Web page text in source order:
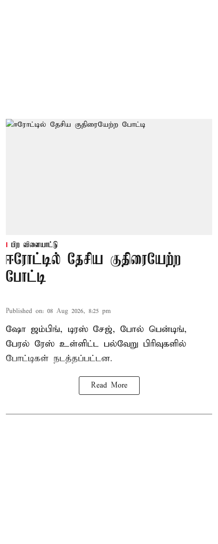
பிற விளையாட்டு
ஈரோட்டில் தேசிய குதிரையேற்ற
போட்டி
Published on: 08 Aug 2026, 8:25 pm
ஷோ ஜம்பிங், டிரஸ் சேஜ், போல் பென்டிங்,
பேரல் ரேஸ் உள்ளிட்ட பல்வேறு பிரிவுகளில்
போட்டிகள் நடத்தப்பட்டன.
Read More